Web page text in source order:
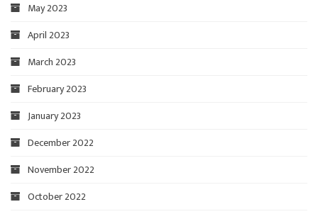
May 2023
April 2023
March 2023
February 2023
January 2023
December 2022
November 2022
October 2022